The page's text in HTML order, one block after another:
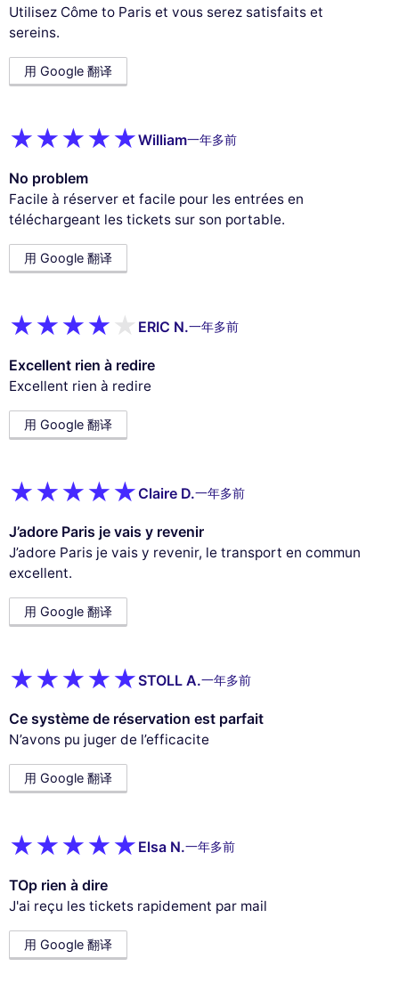
Utilisez Côme to Paris et vous serez satisfaits et
sereins.
用 Google 翻译
William一年多前
No problem
Facile à réserver et facile pour les entrées en
téléchargeant les tickets sur son portable.
用 Google 翻译
ERIC N.一年多前
Excellent rien à redire
Excellent rien à redire
用 Google 翻译
Claire D.一年多前
J’adore Paris je vais y revenir
J’adore Paris je vais y revenir, le transport en commun
excellent.
用 Google 翻译
STOLL A.一年多前
Ce système de réservation est parfait
N’avons pu juger de l’efficacite
用 Google 翻译
Elsa N.一年多前
TOp rien à dire
J'ai reçu les tickets rapidement par mail
用 Google 翻译